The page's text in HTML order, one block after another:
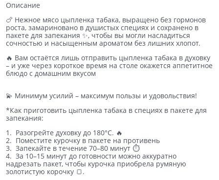
Описание
🍗 Нежное мясо цыпленка табака, выращено без гормонов
роста, замариновано в душистых специях и сохранено в
пакете для запекания ✨, чтобы вы могли насладиться
сочностью и насыщенным ароматом без лишних хлопот.
🔥 Вам остаётся лишь отправить цыпленка табака в духовку
– и уже через короткое время на столе окажется аппетитное
блюдо с домашним вкусом
💫 Минимум усилий – максимум пользы и удовольствия!
*Как приготовить цыпленка табака в специях в пакете для
запекания:
1. Разогрейте духовку до 180°C. 🔥
2. Поместите курочку в пакете на противень
3. Запекайте в течение 70–80 минут ⏱️
4. За 10–15 минут до готовности можно аккуратно
надрезать пакет, чтобы курочка приобрела румяную
золотистую корочку 🍞.